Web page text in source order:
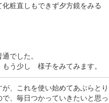
粧直しもできず夕方鏡をみる
でした。
う少し 様子をみてみます。
、これを使い始めてあぶらとり
、毎日つかっていきたいと思っ